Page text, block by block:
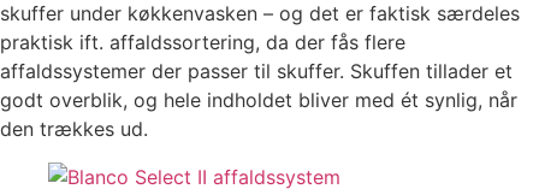
skuffer under køkkenvasken – og det er faktisk særdeles
praktisk ift. affaldssortering, da der fås flere
affaldssystemer der passer til skuffer. Skuffen tillader et
godt overblik, og hele indholdet bliver med ét synlig, når
den trækkes ud.